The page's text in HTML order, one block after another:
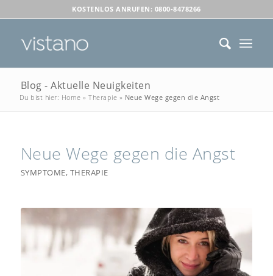
KOSTENLOS ANRUFEN: 0800-8478266
Blog - Aktuelle Neuigkeiten
Du bist hier: Home »Therapie » Neue Wege gegen die Angst
Neue Wege gegen die Angst
SYMPTOME, THERAPIE